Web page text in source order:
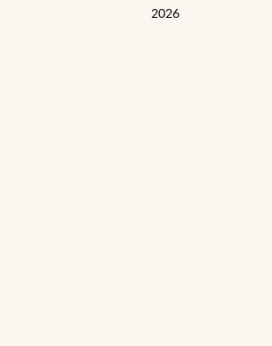
2026